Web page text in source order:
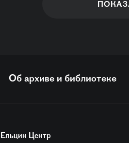
Об архиве и библиотеке
Ельцин Центр